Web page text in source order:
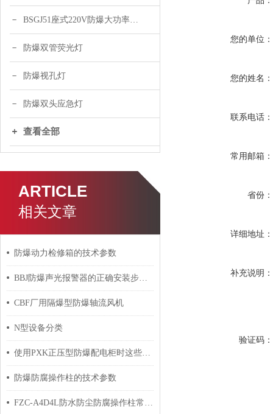
BSGJ51座式220V防爆大功率声光报警器 绿色 黄色
防爆双管荧光灯
防爆视孔灯
防爆双头应急灯
查看全部
ARTICLE
相关文章
防爆动力检修箱的技术参数
BBJ防爆声光报警器的正确安装步骤分享
CBF厂用隔爆型防爆轴流风机
N型设备分类
使用PXK正压型防爆配电柜时这些事项要多注意
防爆防腐操作柱的技术参数
FZC-A4D4L防水防尘防腐操作柱常见故障的成因与科学解决方法分享
您的单位：
您的姓名：
联系电话：
常用邮箱：
省份：
详细地址：
补充说明：
验证码：